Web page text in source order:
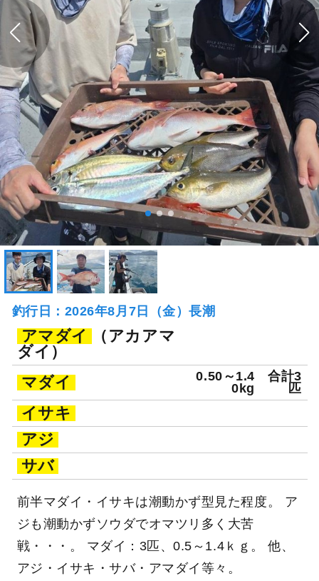
釣行日：2026年8月7日（金）長潮
アマダイ
（アカアマ
ダイ）
マダイ
0.50～1.4
0kg
合計3
匹
イサキ
アジ
サバ
前半マダイ・イサキは潮動かず型見た程度。 ア
ジも潮動かずソウダでオマツリ多く大苦
戦・・・。 マダイ：3匹、0.5～1.4ｋｇ。 他、
アジ・イサキ・サバ・アマダイ等々。